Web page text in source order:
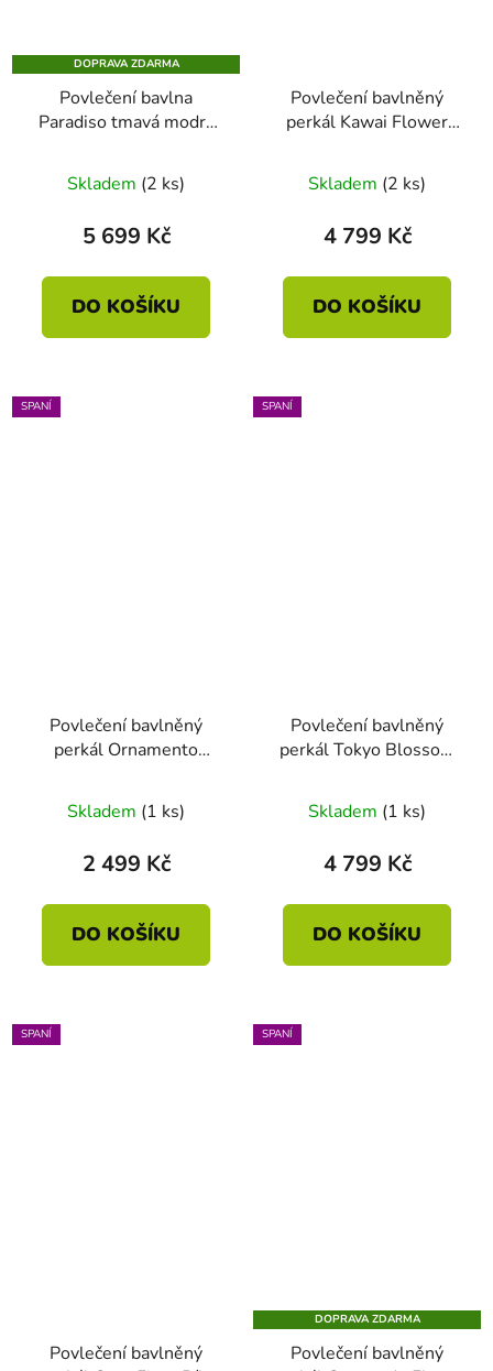
DOPRAVA ZDARMA
Povlečení bavlna
Paradiso tmavá modrá
- 2x 70 x 90
Skladem (2 ks)
5 699 Kč
DO KOŠÍKU
Povlečení bavlněný
perkál Kawai Flower
70 x 90
Skladem (2 ks)
4 799 Kč
DO KOŠÍKU
SPANÍ
Povlečení bavlněný
perkál Ornamento
70 x 90
Skladem (1 ks)
2 499 Kč
DO KOŠÍKU
SPANÍ
Povlečení bavlněný
perkál Tokyo Blossom
70 x 90
Skladem (1 ks)
4 799 Kč
DO KOŠÍKU
SPANÍ
Povlečení bavlněný
SPANÍ
DOPRAVA ZDARMA
Povlečení bavlněný